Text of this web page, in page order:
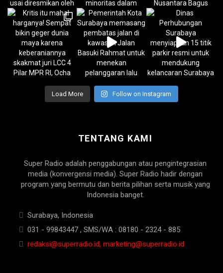
Load More Follow on Instagram
TENTANG KAMI
Super Radio adalah penggabungan atau pengintegrasian
media (konvergensi media). Super Radio hadir dengan
program yang bermutu dan berita pilihan serta musik yang
Indonesia banget.
Surabaya, Indonesia
031 - 99843447 , SMS/WA : 08180 - 2324 - 885
redaksi@superradio.id, marketing@superradio.id